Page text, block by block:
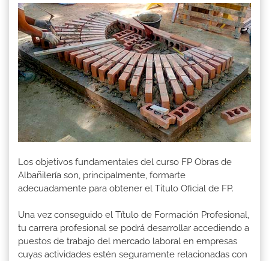
Los objetivos fundamentales del curso FP Obras de
Albañilería son, principalmente, formarte
adecuadamente para obtener el Titulo Oficial de FP.
Una vez conseguido el Título de Formación Profesional,
tu carrera profesional se podrá desarrollar accediendo a
puestos de trabajo del mercado laboral en empresas
cuyas actividades estén seguramente relacionadas con